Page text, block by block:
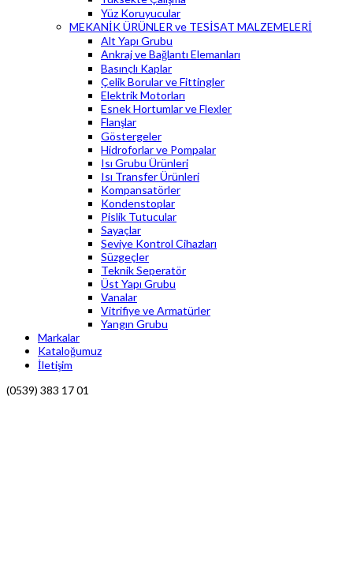
Yüz Koruyucular
MEKANİK ÜRÜNLER ve TESİSAT MALZEMELERİ
Alt Yapı Grubu
Ankraj ve Bağlantı Elemanları
Basınçlı Kaplar
Çelik Borular ve Fittingler
Elektrik Motorları
Esnek Hortumlar ve Flexler
Flanşlar
Göstergeler
Hidroforlar ve Pompalar
Isı Grubu Ürünleri
Isı Transfer Ürünleri
Kompansatörler
Kondenstoplar
Pislik Tutucular
Sayaçlar
Seviye Kontrol Cihazları
Süzgeçler
Teknik Seperatör
Üst Yapı Grubu
Vanalar
Vitrifiye ve Armatürler
Yangın Grubu
Markalar
Kataloğumuz
İletişim
(0539) 383 17 01